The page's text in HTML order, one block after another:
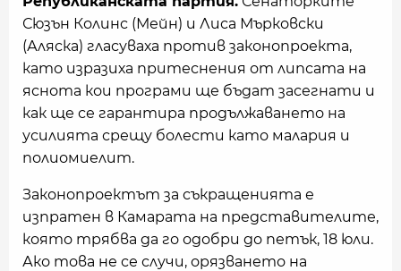
Сюзън Колинс (Мейн) и Лиса Мърковски
(Аляска) гласуваха против законопроекта,
като изразиха притеснения от липсата на
яснота кои програми ще бъдат засегнати и
как ще се гарантира продължаването на
усилията срещу болести като малария и
полиомиелит.
Законопроектът за съкращенията е
изпратен в Камарата на представителите,
която трябва да го одобри до петък, 18 юли.
Ако това не се случи, орязването на